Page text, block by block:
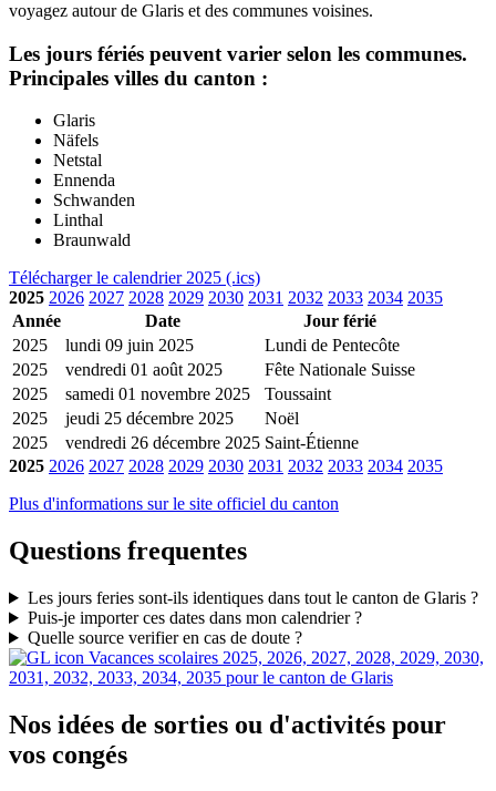
voyagez autour de Glaris et des communes voisines.
Les jours fériés peuvent varier selon les communes.
Principales villes du canton :
Glaris
Näfels
Netstal
Ennenda
Schwanden
Linthal
Braunwald
Télécharger le calendrier 2025 (.ics)
2025 2026 2027 2028 2029 2030 2031 2032 2033 2034 2035
Année
Date
Jour férié
2025
lundi 09 juin 2025
Lundi de Pentecôte
2025
vendredi 01 août 2025
Fête Nationale Suisse
2025
samedi 01 novembre 2025
Toussaint
2025
jeudi 25 décembre 2025
Noël
2025
vendredi 26 décembre 2025 Saint-Étienne
2025 2026 2027 2028 2029 2030 2031 2032 2033 2034 2035
Plus d'informations sur le site officiel du canton
Questions frequentes
Les jours feries sont-ils identiques dans tout le canton de Glaris ?
Puis-je importer ces dates dans mon calendrier ?
Quelle source verifier en cas de doute ?
Vacances scolaires 2025, 2026, 2027, 2028, 2029, 2030,
2031, 2032, 2033, 2034, 2035 pour le canton de Glaris
Nos idées de sorties ou d'activités pour
vos congés